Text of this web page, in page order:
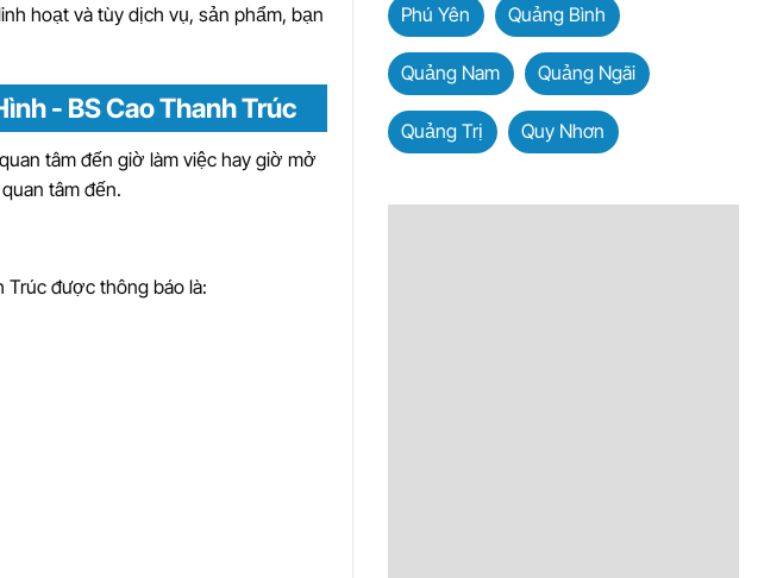
hoạt và tùy dịch vụ, sản phẩm, bạn
- BS Cao Thanh Trúc
tâm đến giờ làm việc hay giờ mở
tâm đến.
Trúc được thông báo là:
Phú Yên Quảng Bình
Quảng Nam Quảng Ngãi
Quảng Trị Quy Nhơn